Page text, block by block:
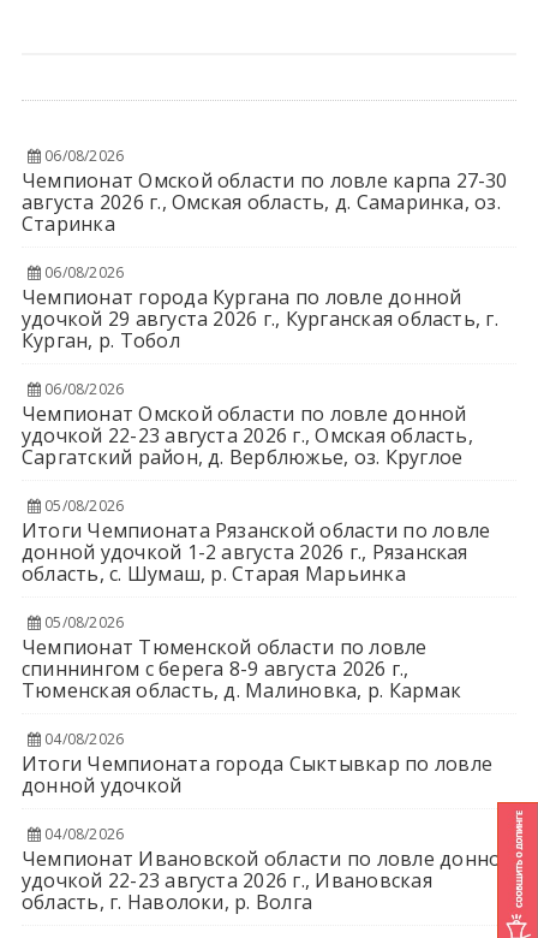
06/08/2026
Чемпионат Омской области по ловле карпа 27-30
августа 2026 г., Омская область, д. Самаринка, оз.
Старинка
06/08/2026
Чемпионат города Кургана по ловле донной
удочкой 29 августа 2026 г., Курганская область, г.
Курган, р. Тобол
06/08/2026
Чемпионат Омской области по ловле донной
удочкой 22-23 августа 2026 г., Омская область,
Саргатский район, д. Верблюжье, оз. Круглое
05/08/2026
Итоги Чемпионата Рязанской области по ловле
донной удочкой 1-2 августа 2026 г., Рязанская
область, с. Шумаш, р. Старая Марьинка
05/08/2026
Чемпионат Тюменской области по ловле
спиннингом с берега 8-9 августа 2026 г.,
Тюменская область, д. Малиновка, р. Кармак
04/08/2026
Итоги Чемпионата города Сыктывкар по ловле
донной удочкой
04/08/2026
Чемпионат Ивановской области по ловле донной
удочкой 22-23 августа 2026 г., Ивановская
область, г. Наволоки, р. Волга